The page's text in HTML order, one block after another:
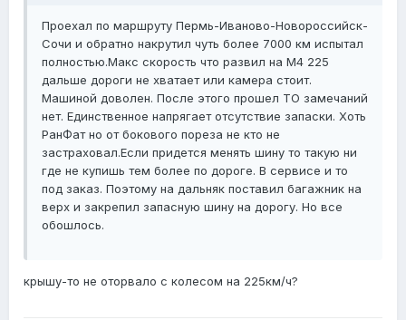
Проехал по маршруту Пермь-Иваново-Новороссийск-
Сочи и обратно накрутил чуть более 7000 км испытал
полностью.Макс скорость что развил на М4 225
дальше дороги не хватает или камера стоит.
Машиной доволен. После этого прошел ТО замечаний
нет. Единственное напрягает отсутствие запаски. Хоть
РанФат но от бокового пореза не кто не
застраховал.Если придется менять шину то такую ни
где не купишь тем более по дороге. В сервисе и то
под заказ. Поэтому на дальняк поставил багажник на
верх и закрепил запасную шину на дорогу. Но все
обошлось.
крышу-то не оторвало с колесом на 225км/ч?